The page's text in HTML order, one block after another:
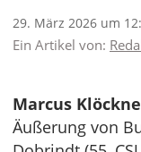
29. März 2026 um
Ein Artikel von:
Marcus
Äußerung von